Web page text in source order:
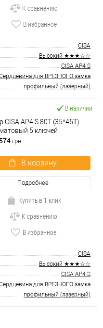
К сравнению
В избранное
CISA
Высокий ★★★☆☆
CISA AP4 S
для ВРЕЗНОГО замка
профильный (лазерный)
В наличии
CISA AP4 S 80T (35*45T)
5 ключей
грн.
В корзину
Подробнее
Купить в 1 клик
К сравнению
В избранное
CISA
Высокий ★★★☆☆
CISA AP4 S
для ВРЕЗНОГО замка
профильный (лазерный)